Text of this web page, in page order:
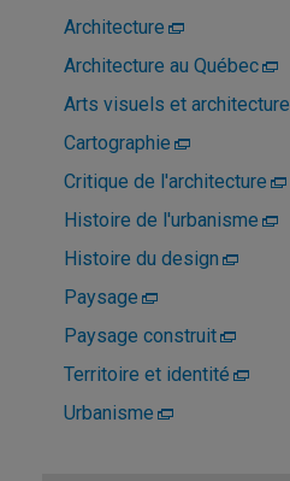
Architecture
Architecture au Québec
Arts visuels et architecture
Cartographie
Critique de l'architecture
Histoire de l'urbanisme
Histoire du design
Paysage
Paysage construit
Territoire et identité
Urbanisme